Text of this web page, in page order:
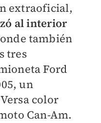
extraoficial,
al interior
también
tres
Ford
un
color
Can-Am.